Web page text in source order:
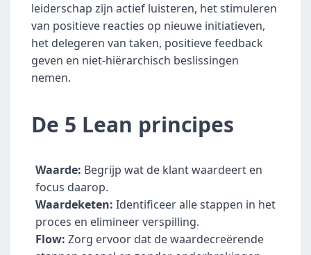
leiderschap zijn actief luisteren, het stimuleren
van positieve reacties op nieuwe initiatieven,
het delegeren van taken, positieve feedback
geven en niet-hiërarchisch beslissingen
nemen.
De 5 Lean principes
Waarde: Begrijp wat de klant waardeert en
focus daarop.
Waardeketen: Identificeer alle stappen in het
proces en elimineer verspilling.
Flow: Zorg ervoor dat de waardecreërende